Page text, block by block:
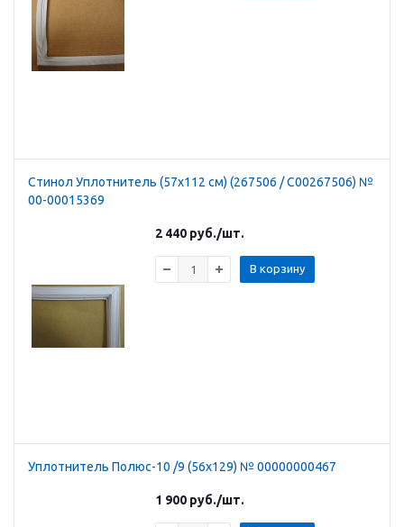
Стинол Уплотнитель (57х112 см) (267506 / C00267506) №
00-00015369
2 440 руб./шт.
В корзину
Уплотнитель Полюс-10 /9 (56х129) № 00000000467
1 900 руб./шт.